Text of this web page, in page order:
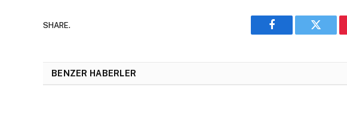
SHARE.
Facebook Twitter
BENZER HABERLER